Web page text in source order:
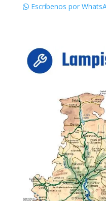
Escríbenos por